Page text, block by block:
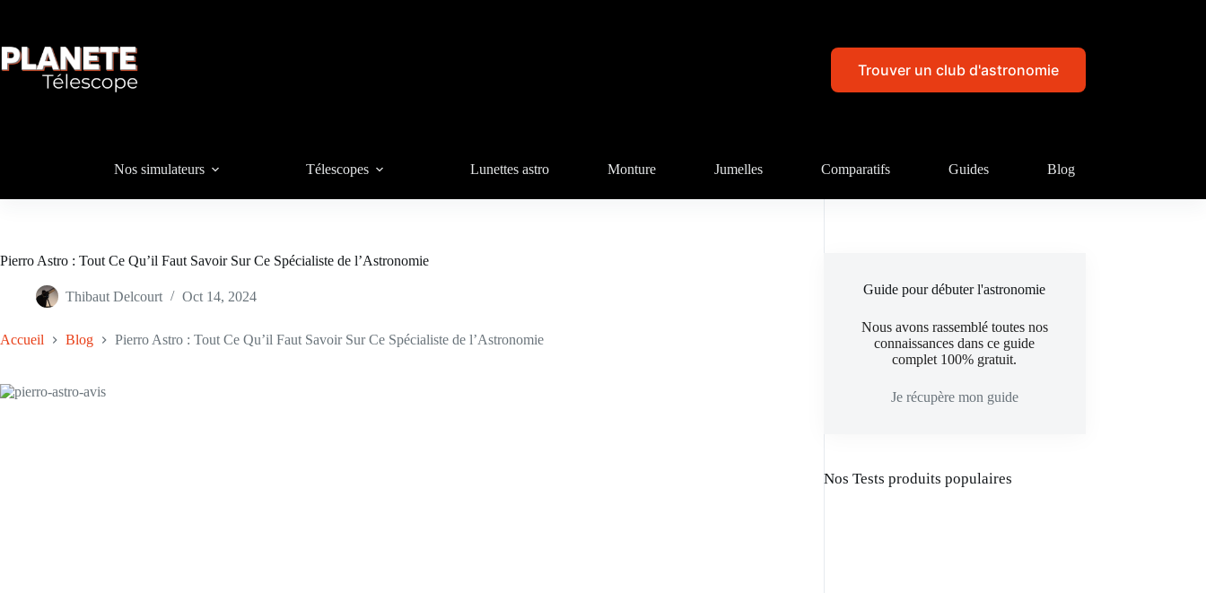
Trouver un club d'astronomie
Nos simulateurs Télescopes Lunettes astro Monture Jumelles Comparatifs Guides Blog
Pierro Astro : Tout Ce Qu’il Faut Savoir Sur Ce Spécialiste de l’Astronomie
Thibaut Delcourt Oct 14, 2024
Accueil Blog Pierro Astro : Tout Ce Qu’il Faut Savoir Sur Ce Spécialiste de l’Astronomie
Guide pour débuter l'astronomie
Nous avons rassemblé toutes nos
connaissances dans ce guide
complet 100% gratuit.
Je récupère mon guide
Nos Tests produits populaires